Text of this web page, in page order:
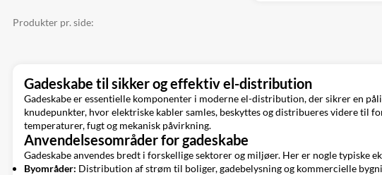
Produkter pr. side:
Gadeskabe til sikker og effektiv el-distribution
Gadeskabe er essentielle komponenter i moderne el-distribution, der sikrer en
knudepunkter, hvor elektriske kabler samles, beskyttes og distribueres videre til
temperaturer, fugt og mekanisk påvirkning.
Anvendelsesområder for gadeskabe
Gadeskabe anvendes bredt i forskellige sektorer og miljøer. Her er nogle typiske
Byområder: Distribution af strøm til boliger, gadebelysning og kommercielle